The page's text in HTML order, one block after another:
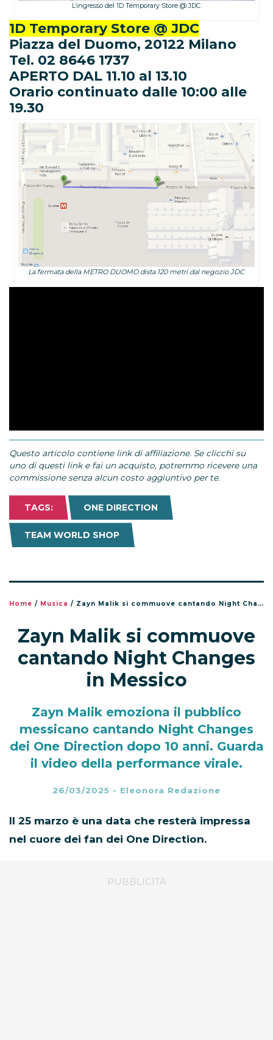
L’ingresso del 1D Temporary Store @ JDC
1D Temporary Store @ JDC
Piazza del Duomo, 20122 Milano
Tel. 02 8646 1737
APERTO DAL 11.10 al 13.10
Orario continuato dalle 10:00 alle
19.30
La fermata della METRO DUOMO dista 120 metri dal negozio JDC
Questo articolo contiene link di affiliazione. Se clicchi su
uno di questi link e fai un acquisto, potremmo ricevere una
commissione senza alcun costo aggiuntivo per te.
TAGS: ONE DIRECTION
TEAM WORLD SHOP
Home / Musica / Zayn Malik si commuove cantando Night Changes in Messico
Zayn Malik si commuove
cantando Night Changes
in Messico
Zayn Malik emoziona il pubblico
messicano cantando Night Changes
dei One Direction dopo 10 anni. Guarda
il video della performance virale.
26/03/2025 - Eleonora Redazione
Il 25 marzo è una data che resterà impressa
nel cuore dei fan dei One Direction.